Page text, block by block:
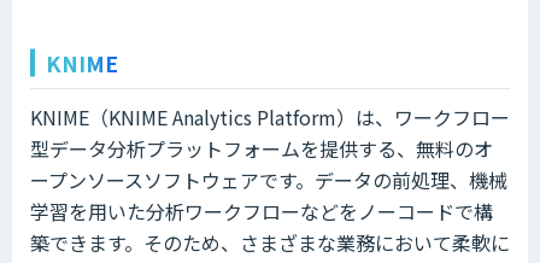
KNIME
KNIME（KNIME Analytics Platform）は、ワークフロー
型データ分析プラットフォームを提供する、無料のオ
ープンソースソフトウェアです。データの前処理、機械
学習を用いた分析ワークフローなどをノーコードで構
築できます。そのため、さまざまな業務において柔軟に